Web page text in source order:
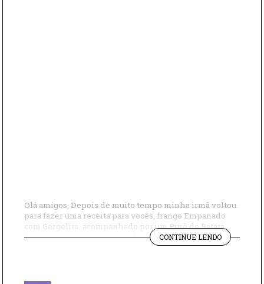
Olá amigos, Depois de muito tempo minha irmã voltou
para fazer uma receita para vocês, frango Empanado
com Gergelim, acompanhado por um Purê de Batata
Doce com um toque de Wasabi, e para completar, uma
Berinjela assada no forno.. Ingredientes – Peito de
CONTINUE LENDO"FRANGO
ORIENTAL"